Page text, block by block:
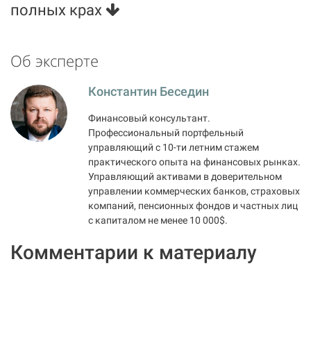
полных крах
Об эксперте
Константин Беседин
Финансовый консультант.
Профессиональный портфельный
управляющий с 10-ти летним стажем
практического опыта на финансовых рынках.
Управляющий активами в доверительном
управлении коммерческих банков, страховых
компаний, пенсионных фондов и частных лиц
с капиталом не менее 10 000$.
Комментарии к материалу